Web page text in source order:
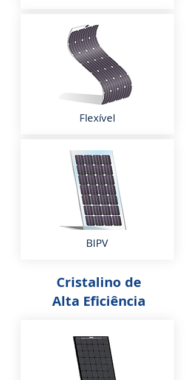
Flexível
BIPV
Cristalino de
Alta Eficiência